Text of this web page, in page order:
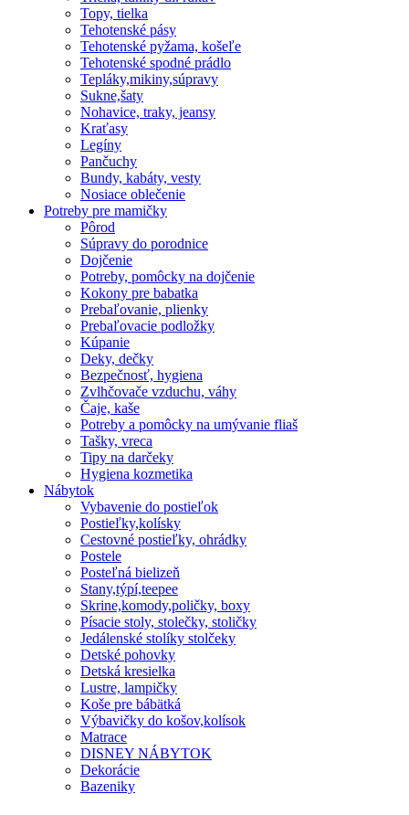
Topy, tielka
Tehotenské pásy
Tehotenské pyžama, košeľe
Tehotenské spodné prádlo
Tepláky,mikiny,súpravy
Sukne,šaty
Nohavice, traky, jeansy
Kraťasy
Legíny
Pančuchy
Bundy, kabáty, vesty
Nosiace oblečenie
Potreby pre mamičky
Pôrod
Súpravy do porodnice
Dojčenie
Potreby, pomôcky na dojčenie
Kokony pre babatka
Prebaľovanie, plienky
Prebaľovacie podložky
Kúpanie
Deky, dečky
Bezpečnosť, hygiena
Zvlhčovače vzduchu, váhy
Čaje, kaše
Potreby a pomôcky na umývanie fliaš
Tašky, vreca
Tipy na darčeky
Hygiena kozmetika
Nábytok
Vybavenie do postieľok
Postieľky,kolísky
Cestovné postieľky, ohrádky
Postele
Posteľná bielizeň
Stany,týpí,teepee
Skrine,komody,poličky, boxy
Písacie stoly, stolečky, stoličky
Jedálenské stolíky stolčeky
Detské pohovky
Detská kresielka
Lustre, lampičky
Koše pre bábätká
Výbavičky do košov,kolísok
Matrace
DISNEY NÁBYTOK
Dekorácie
Bazeniky